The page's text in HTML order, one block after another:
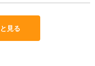
見る